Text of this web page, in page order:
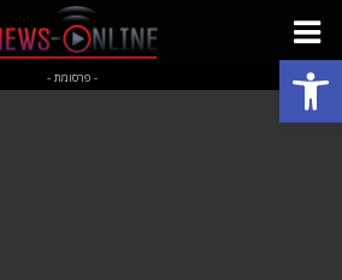
פתח סרגל נגישות - פרסומת -